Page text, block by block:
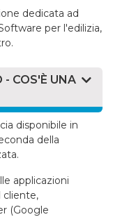
dedicata ad
per l'edilizia,
- COS'È UNA
disponibile in
della
applicazioni
cliente,
(Google